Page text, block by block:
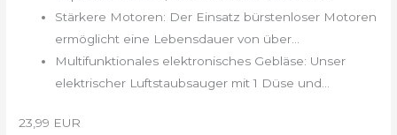
Stärkere Motoren: Der Einsatz bürstenloser Motoren
ermöglicht eine Lebensdauer von über...
Multifunktionales elektronisches Gebläse: Unser
elektrischer Luftstaubsauger mit 1 Düse und...
23,99 EUR